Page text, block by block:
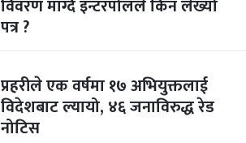
विवरण माग्दै इन्टरपोलले किन लेख्यो
पत्र ?
प्रहरीले एक वर्षमा १७ अभियुक्तलाई
विदेशबाट ल्यायो, ४६ जनाविरुद्ध रेड
नोटिस